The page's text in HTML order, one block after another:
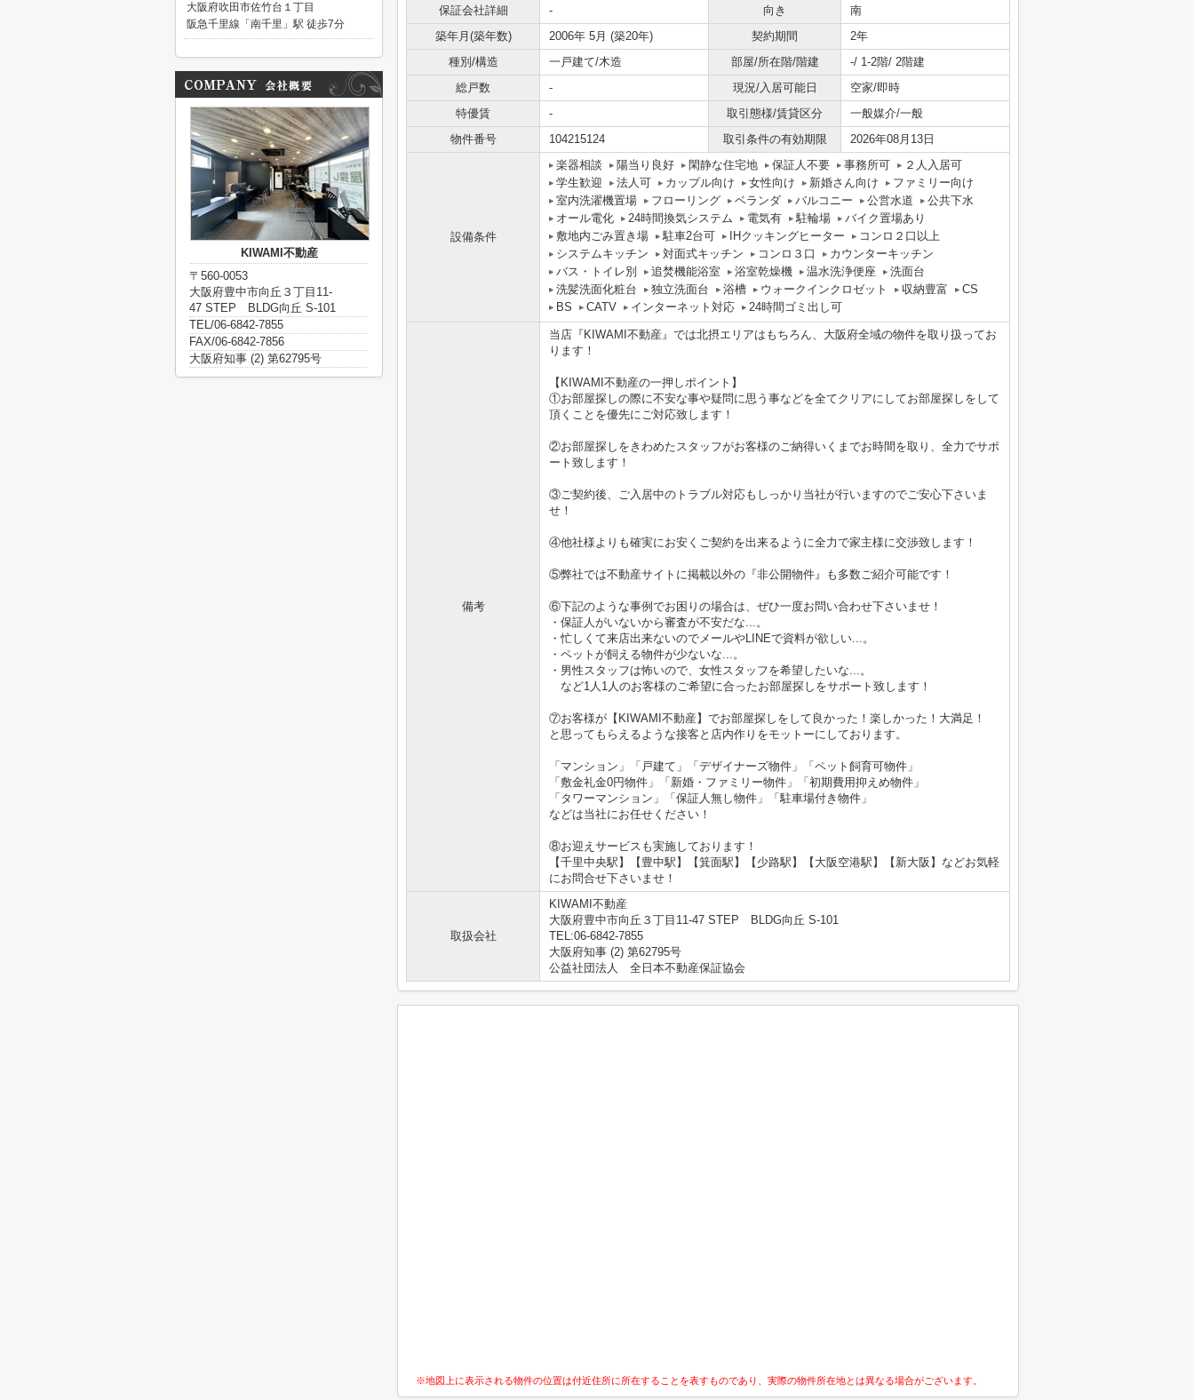
保証会社詳細
- 向き
南
築年月(築年数)
2006年 5月 (築20年) 契約期間
2年
種別/構造
一戸建て/木造 部屋/所在階/階建
-/ 1-2階/ 2階建
総戸数
- 現況/入居可能日
空家/即時
特優賃
- 取引態様/賃貸区分
一般媒介/一般
物件番号
104215124 取引条件の有効期限 2026年08月13日
設備条件
楽器相談 陽当り良好 閑静な住宅地 保証人不要 事務所可
２人入居可
学生歓迎
法人可 カップル向け 女性向け 新婚さん向け
ファミリー向け
室内洗濯機置場
フローリング ベランダ バルコニー 公営水道
公共下水
オール電化
24時間換気システム 電気有 駐輪場
バイク置場あり
敷地内ごみ置き場
駐車2台可 IHクッキングヒーター
コンロ２口以上
システムキッチン
対面式キッチン コンロ３口
カウンターキッチン
バス・トイレ別
追焚機能浴室 浴室乾燥機 温水洗浄便座
洗面台
洗髪洗面化粧台
独立洗面台 浴槽 ウォークインクロゼット 収納豊富
CS
BS
CATV インターネット対応 24時間ゴミ出し可
備考
当店『KIWAMI不動産』では北摂エリアはもちろん、大阪府全域の物件を取り扱ってお
ります！
【KIWAMI不動産の一押しポイント】
①お部屋探しの際に不安な事や疑問に思う事などを全てクリアにしてお部屋探しをして
頂くことを優先にご対応致します！
②お部屋探しをきわめたスタッフがお客様のご納得いくまでお時間を取り、全力でサポ
ート致します！
③ご契約後、ご入居中のトラブル対応もしっかり当社が行いますのでご安心下さいま
せ！
④他社様よりも確実にお安くご契約を出来るように全力で家主様に交渉致します！
⑤弊社では不動産サイトに掲載以外の『非公開物件』も多数ご紹介可能です！
⑥下記のような事例でお困りの場合は、ぜひ一度お問い合わせ下さいませ！
・保証人がいないから審査が不安だな...。
・忙しくて来店出来ないのでメールやLINEで資料が欲しい...。
・ペットが飼える物件が少ないな...。
・男性スタッフは怖いので、女性スタッフを希望したいな...。
など1人1人のお客様のご希望に合ったお部屋探しをサポート致します！
⑦お客様が【KIWAMI不動産】でお部屋探しをして良かった！楽しかった！大満足！
と思ってもらえるような接客と店内作りをモットーにしております。
「マンション」「戸建て」「デザイナーズ物件」「ペット飼育可物件」
「敷金礼金0円物件」「新婚・ファミリー物件」「初期費用抑えめ物件」
「タワーマンション」「保証人無し物件」「駐車場付き物件」
などは当社にお任せください！
⑧お迎えサービスも実施しております！
【千里中央駅】【豊中駅】【箕面駅】【少路駅】【大阪空港駅】【新大阪】などお気軽
にお問合せ下さいませ！
取扱会社
KIWAMI不動産
大阪府豊中市向丘３丁目11-47 STEP BLDG向丘 S-101
TEL:06-6842-7855
大阪府知事 (2) 第62795号
公益社団法人 全日本不動産保証協会
※地図上に表示される物件の位置は付近住所に所在することを表すものであり、実際の物件所在地とは異なる場合がございます。
大阪府吹田市佐竹台１丁目
阪急千里線「南千里」駅 徒歩7分
KIWAMI不動産
〒560-0053
大阪府豊中市向丘３丁目11-
47 STEP BLDG向丘 S-101
TEL/06-6842-7855
FAX/06-6842-7856
大阪府知事 (2) 第62795号